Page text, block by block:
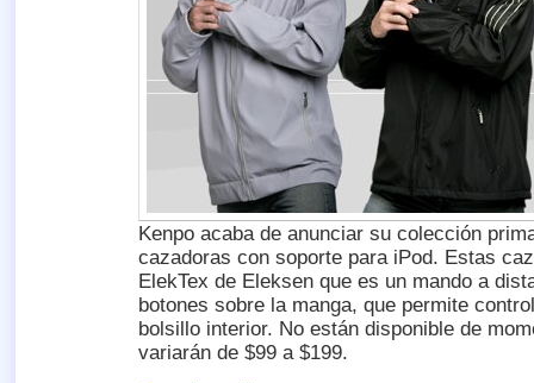
Kenpo acaba de anunciar su colección
cazadoras con soporte para iPod. Estas
ElekTex de Eleksen que es un mando a
botones sobre la manga, que permite
bolsillo interior. No están disponible de
variarán de $99 a $199.